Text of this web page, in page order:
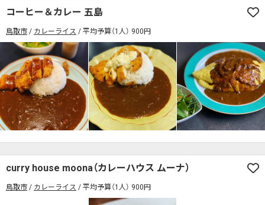
コーヒー＆カレー 五島
鳥取市 カレーライス 平均予算（1人） 900円
curry house moona（カレーハウス ムーナ）
鳥取市 カレーライス 平均予算（1人） 900円